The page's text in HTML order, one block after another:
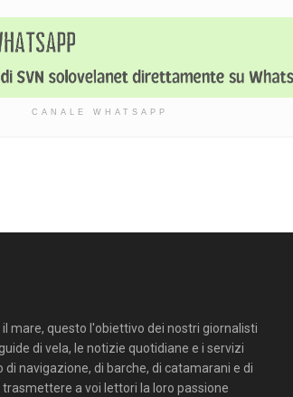
CANALE WHATSAPP
mare, questo l'obiettivo dei nostri giornalisti
di vela, le notizie quotidiane e i servizi
navigazione, di barche, di catamarani e di
a voi lettori la loro passione